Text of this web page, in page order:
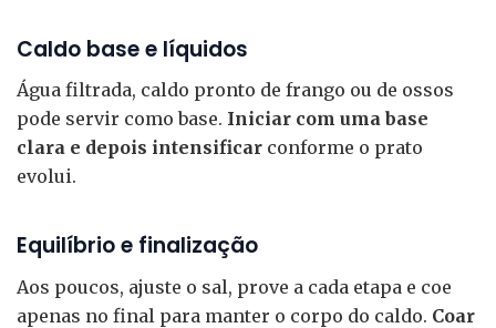
Caldo base e líquidos
Água filtrada, caldo pronto de frango ou de ossos
pode servir como base. Iniciar com uma base
clara e depois intensificar conforme o prato
evolui.
Equilíbrio e finalização
Aos poucos, ajuste o sal, prove a cada etapa e coe
apenas no final para manter o corpo do caldo. Coar